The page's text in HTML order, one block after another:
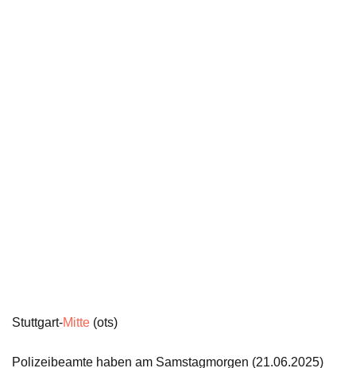
Stuttgart-Mitte (ots)
Polizeibeamte haben am Samstagmorgen (21.06.2025)